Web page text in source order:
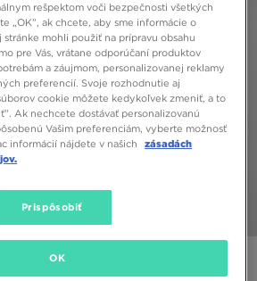
rešpektom voči bezpečnosti všetkých
„OK”, ak chcete, aby sme informácie o
stránke mohli použiť na prípravu obsahu
pre Vás, vrátane odporúčaní produktov
a záujmom, personalizovanej reklamy
preferencií. Svoje rozhodnutie aj
cookie môžete kedykoľvek zmeniť, a to
Ak nechcete dostávať personalizovanú
Vašim preferenciám, vyberte možnosť
informácií nájdete v našich
zásadách
Prispôsobiť
OK